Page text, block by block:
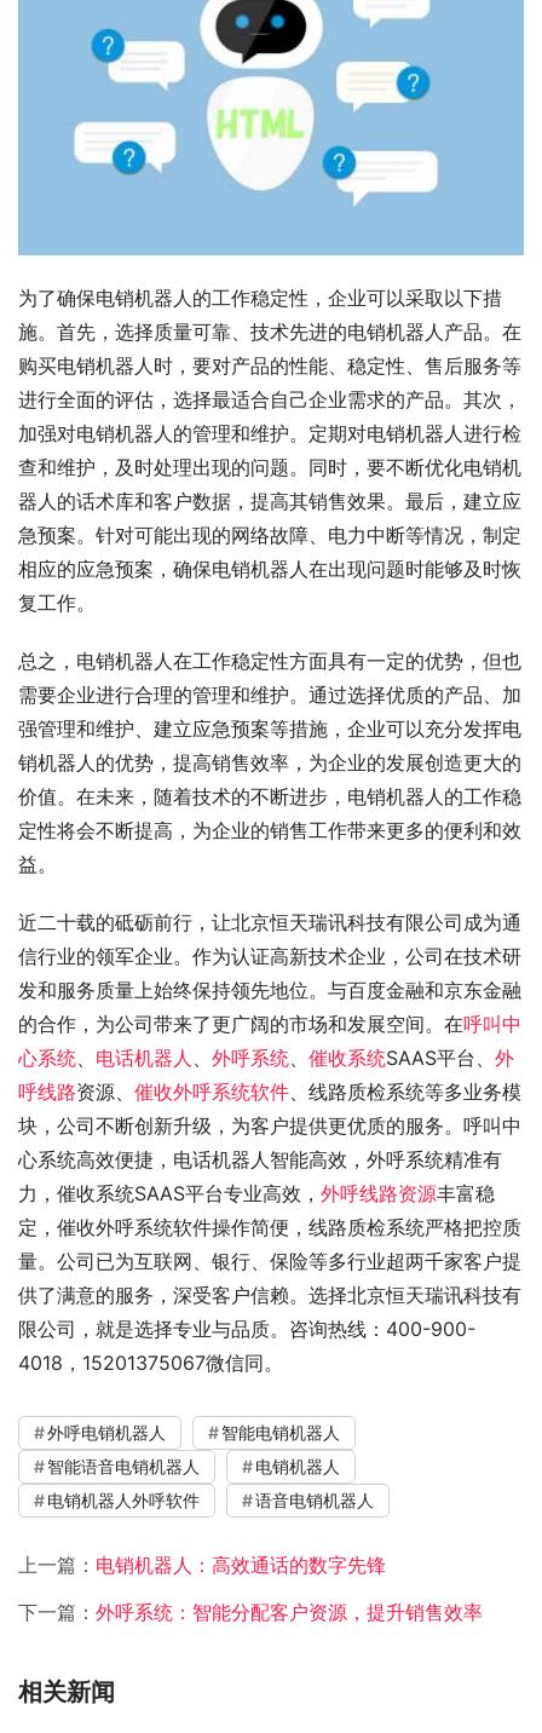
为了确保电销机器人的工作稳定性，企业可以采取以下措
施。首先，选择质量可靠、技术先进的电销机器人产品。在
购买电销机器人时，要对产品的性能、稳定性、售后服务等
进行全面的评估，选择最适合自己企业需求的产品。其次，
加强对电销机器人的管理和维护。定期对电销机器人进行检
查和维护，及时处理出现的问题。同时，要不断优化电销机
器人的话术库和客户数据，提高其销售效果。最后，建立应
急预案。针对可能出现的网络故障、电力中断等情况，制定
相应的应急预案，确保电销机器人在出现问题时能够及时恢
复工作。
总之，电销机器人在工作稳定性方面具有一定的优势，但也
需要企业进行合理的管理和维护。通过选择优质的产品、加
强管理和维护、建立应急预案等措施，企业可以充分发挥电
销机器人的优势，提高销售效率，为企业的发展创造更大的
价值。在未来，随着技术的不断进步，电销机器人的工作稳
定性将会不断提高，为企业的销售工作带来更多的便利和效
益。
近二十载的砥砺前行，让北京恒天瑞讯科技有限公司成为通
信行业的领军企业。作为认证高新技术企业，公司在技术研
发和服务质量上始终保持领先地位。与百度金融和京东金融
的合作，为公司带来了更广阔的市场和发展空间。在呼叫中
心系统
电话机器人 外呼系统 催收系统SAAS平台、 外
呼线路资源、 催收外呼系统软件 、线路质检系统等多业务模
块，公司不断创新升级，为客户提供更优质的服务。呼叫中
心系统高效便捷，电话机器人智能高效，外呼系统精准有
力，催收系统SAAS平台专业高效， 外呼线路资源丰富稳
定，催收外呼系统软件操作简便，线路质检系统严格把控质
量。公司已为互联网、银行、保险等多行业超两千家客户提
供了满意的服务，深受客户信赖。选择北京恒天瑞讯科技有
限公司，就是选择专业与品质。咨询热线：400-900-
4018，15201375067微信同。
外呼电销机器人
智能电销机器人
智能语音电销机器人
电销机器人
电销机器人外呼软件
语音电销机器人
上一篇： 电销机器人：高效通话的数字先锋
下一篇： 外呼系统：智能分配客户资源，提升销售效率
相关新闻